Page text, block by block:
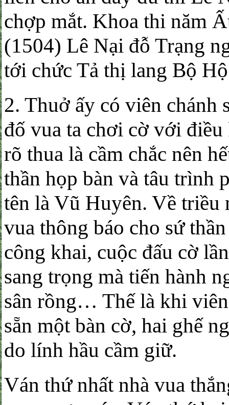
chợp mắt. Khoa thi năm
(1504) Lê Nại đỗ Trạng
tới chức Tả thị lang Bộ
2. Thuở ấy có viên chánh
đố vua ta chơi cờ với
rõ thua là cầm chắc nên
thần họp bàn và tâu trình
tên là Vũ Huyên. Về
vua thông báo cho sứ
công khai, cuộc đấu cờ
sang trọng mà tiến hành
sân rồng… Thế là khi
sẵn một bàn cờ, hai ghế
do lính hầu cầm giữ.
Ván thứ nhất nhà vua